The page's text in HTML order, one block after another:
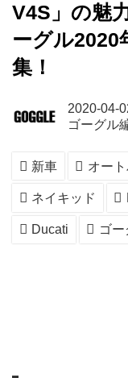
V4S」の魅
ーグル2020
集！
2020-04-
ゴーグル
新車 オート
ネイキッド
Ducati ゴー